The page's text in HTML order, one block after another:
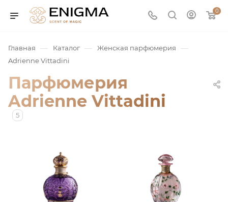
0
Главная — Каталог — Женская парфюмерия —
Adrienne Vittadini
Парфюмерия
Adrienne Vittadini
5